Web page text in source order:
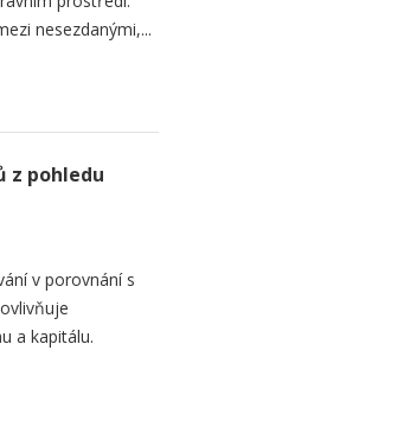
nesezdanými,...
z pohledu
v porovnání s
a kapitálu.